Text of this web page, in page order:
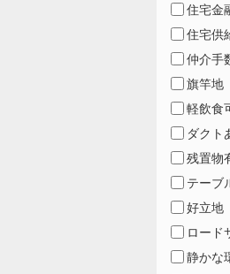
住宅金
住宅供
仲介手
旗竿地
軽飲食
ダクト
残置物
テーブ
好立地
ロード
静かな